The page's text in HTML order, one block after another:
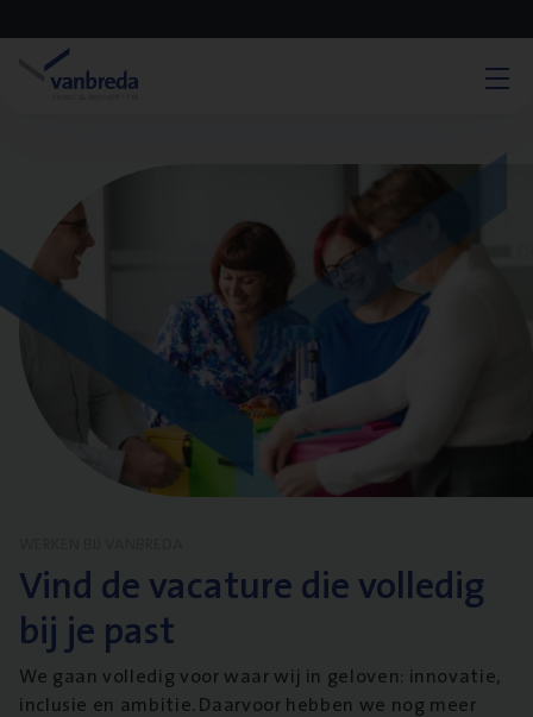
Vind de vacature die volledig
bij je past
We gaan volledig voor waar wij in geloven: innovatie,
inclusie en ambitie. Daarvoor hebben we nog meer